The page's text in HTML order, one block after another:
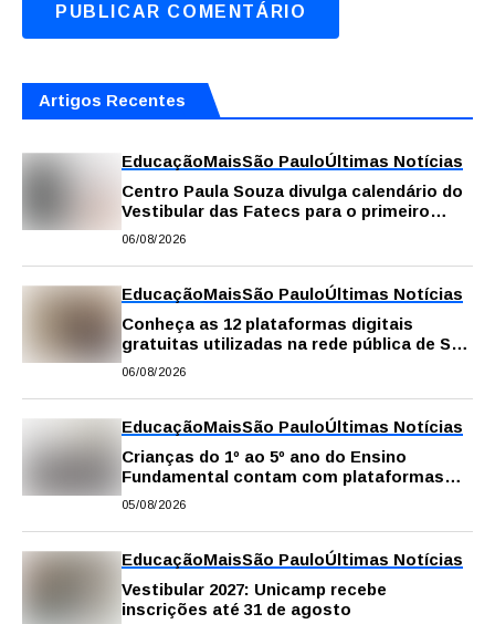
Artigos Recentes
EducaçãoMaisSão PauloÚltimas Notícias
Centro Paula Souza divulga calendário do
Vestibular das Fatecs para o primeiro
semestre de 2027
06/08/2026
EducaçãoMaisSão PauloÚltimas Notícias
Conheça as 12 plataformas digitais
gratuitas utilizadas na rede pública de SP
para reforçar a aprendizagem
06/08/2026
EducaçãoMaisSão PauloÚltimas Notícias
Crianças do 1º ao 5º ano do Ensino
Fundamental contam com plataformas
digitais para apoiar estudos na escola e
05/08/2026
EducaçãoMaisSão PauloÚltimas Notícias
Vestibular 2027: Unicamp recebe
inscrições até 31 de agosto